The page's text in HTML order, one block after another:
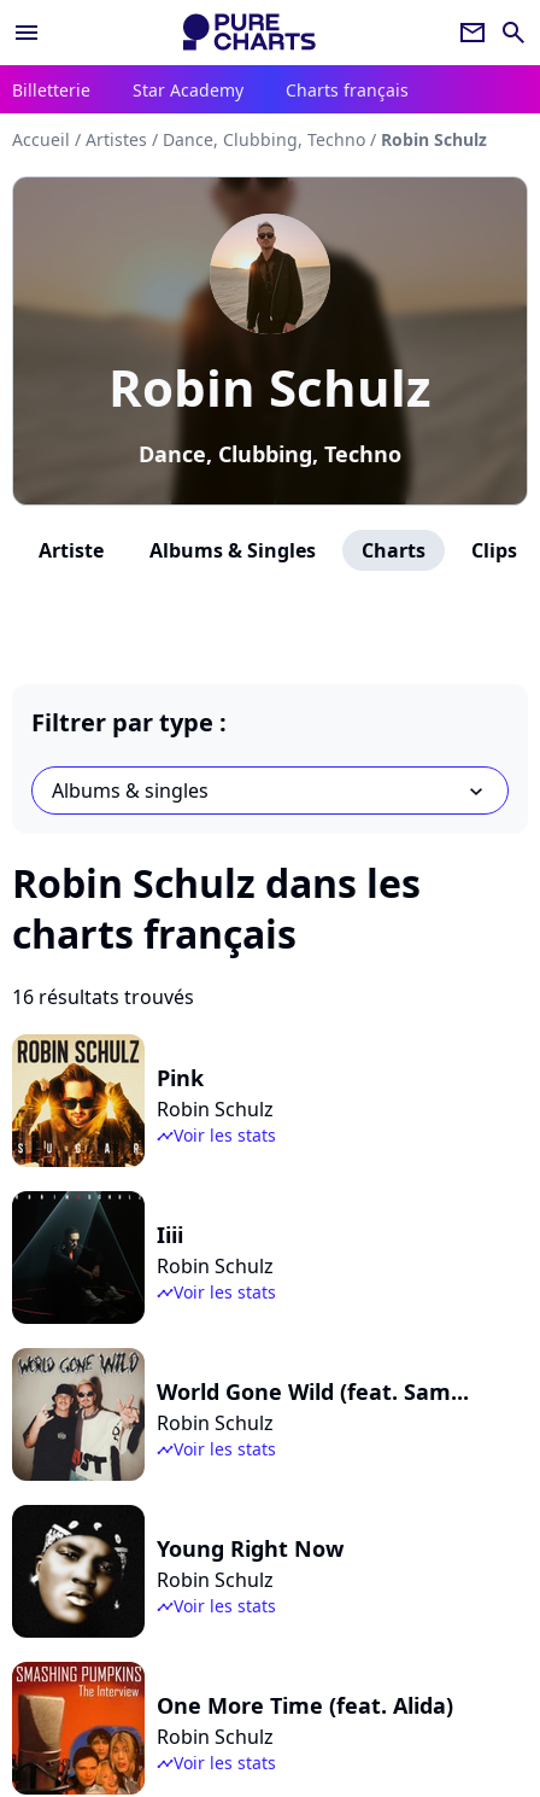
menu newsletter search
Billetterie Star Academy Charts français
Accueil / Artistes / Dance, Clubbing, Techno / Robin Schulz
Robin Schulz
Dance, Clubbing, Techno
Artiste Albums & Singles Charts Clips
Filtrer par type :
Albums & singles chevron_bot
Robin Schulz dans les
charts français
16 résultats trouvés
Pink
Robin Schulz
timelineVoir les stats
Iiii
Robin Schulz
timelineVoir les stats
World Gone Wild (feat. Sam...
Robin Schulz
timelineVoir les stats
Young Right Now
Robin Schulz
timelineVoir les stats
One More Time (feat. Alida)
Robin Schulz
timelineVoir les stats